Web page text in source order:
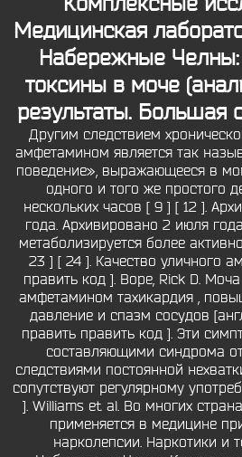
Медицинская
Набережные Челны:
токсины в моче
результаты. Большая
Другим следствием
амфетамином является так
поведение», выражающееся в
одного и того же простого
нескольких часов [ 9 ] [ 12 ].
года. Архивировано 2 июля
метаболизируется более
23 ] [ 24 ]. Качество уличного
править код ]. Bope, Rick D.
амфетамином тахикардия ,
давление и спазм сосудов
править править код ]. Эти
составляющими синдрома
следствиями постоянной
сопутствуют регулярному
]. Williams et al. Во многих
применяется в медицине
нарколепсии. Наркотики и